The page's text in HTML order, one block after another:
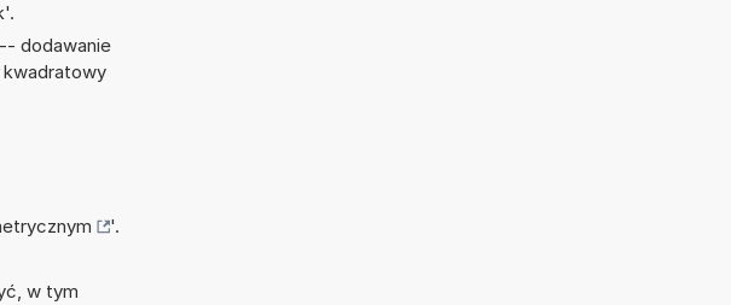
dodawanie
kwadratowy
'.
w tym